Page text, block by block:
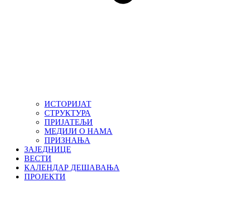
ИСТОРИЈАТ
СТРУКТУРА
ПРИЈАТЕЉИ
МЕДИЈИ О НАМА
ПРИЗНАЊА
ЗАЈЕДНИЦЕ
ВЕСТИ
КАЛЕНДАР ДЕШАВАЊА
ПРОЈЕКТИ